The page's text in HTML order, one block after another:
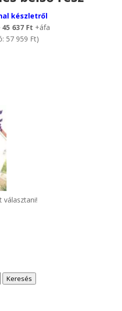
készletről
Original
price
45 637 Ft Current
price
+áfa
57 959 Ft)
választani!
Keresés